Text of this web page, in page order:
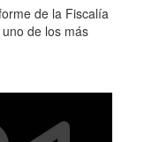
de la Fiscalía
de los más